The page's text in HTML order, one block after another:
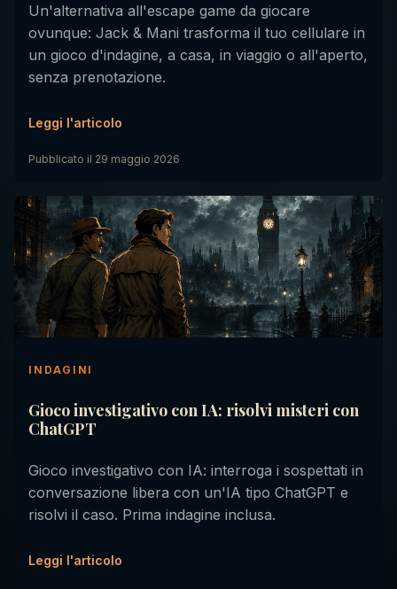
Un'alternativa all'escape game da giocare
ovunque: Jack & Mani trasforma il tuo cellulare in
un gioco d'indagine, a casa, in viaggio o all'aperto,
senza prenotazione.
Leggi l'articolo
Pubblicato il 29 maggio 2026
INDAGINI
Gioco investigativo con IA: risolvi misteri con
ChatGPT
Gioco investigativo con IA: interroga i sospettati in
conversazione libera con un'IA tipo ChatGPT e
risolvi il caso. Prima indagine inclusa.
Leggi l'articolo